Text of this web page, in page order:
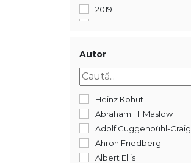
2019
2016
2015
2014
2013
2012
2011
2010
2009
Autor
Heinz Kohut
Abraham H. Maslow
Adolf Guggenbühl-Craig
Ahron Friedberg
Albert Ellis